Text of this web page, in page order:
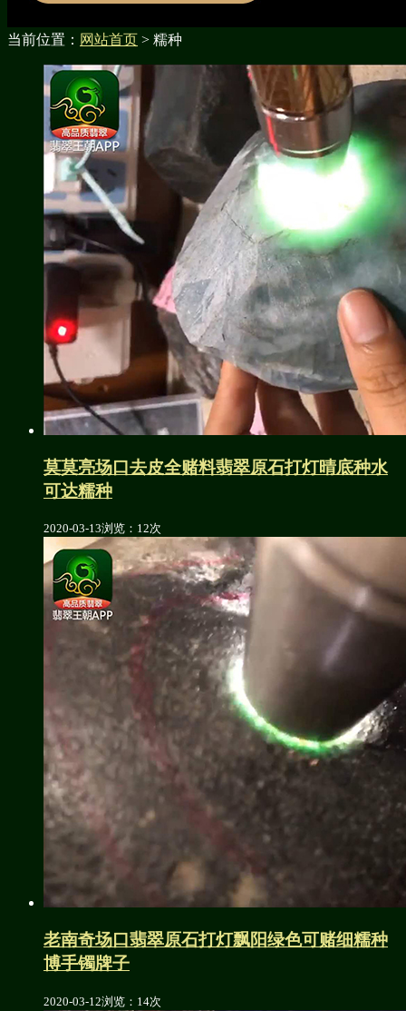
当前位置： 网站首页 > 糯种
莫莫亮场口去皮全赌料翡翠原石打灯晴底种水
可达糯种
2020-03-13浏览：12次
老南奇场口翡翠原石打灯飘阳绿色可赌细糯种
博手镯牌子
2020-03-12浏览：14次